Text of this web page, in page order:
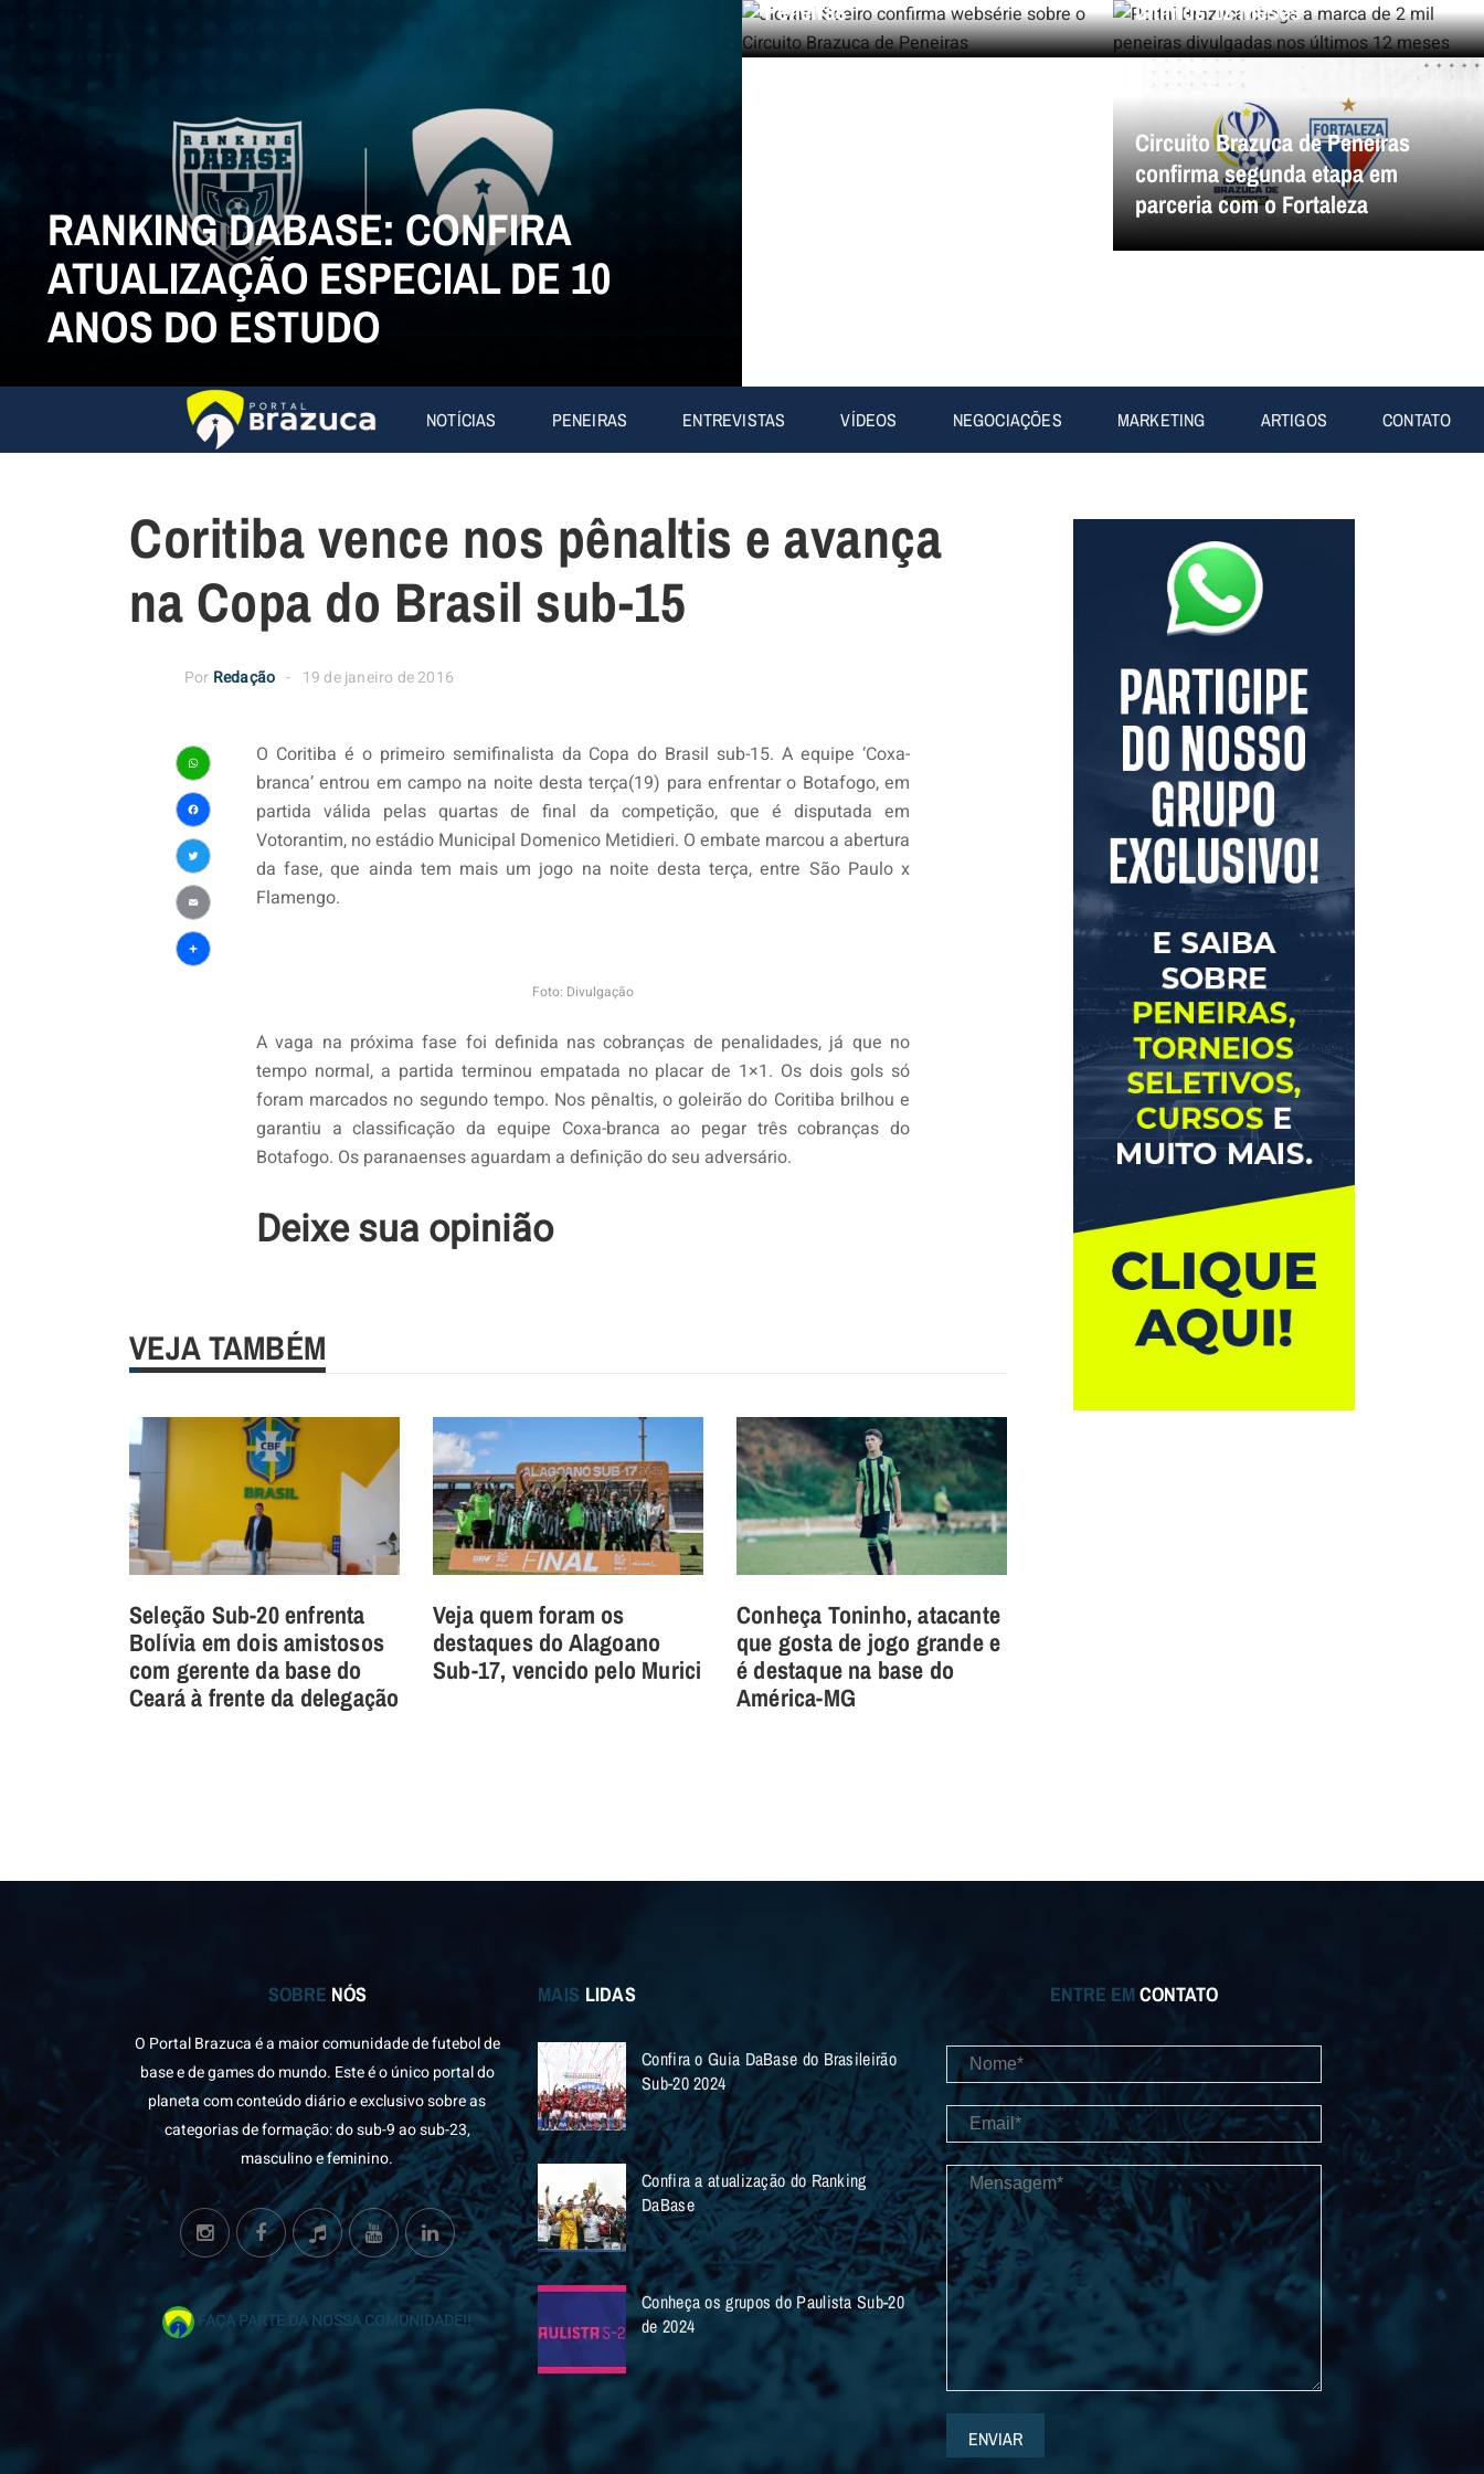
RANKING DABASE: CONFIRA
ATUALIZAÇÃO ESPECIAL DE 10
ANOS DO ESTUDO
Peneiras últimos 12 meses
Circuito Brazuca de Peneiras
confirma segunda etapa em
parceria com o Fortaleza
NOTÍCIAS PENEIRAS ENTREVISTAS VÍDEOS NEGOCIAÇÕES MARKETING ARTIGOS CONTATO
Coritiba vence nos pênaltis e avança
na Copa do Brasil sub-15
Por Redação 19 de janeiro de 2016
WhatsApp
Facebook
Twitter
Email
Share
O Coritiba é o primeiro semifinalista da Copa do Brasil sub-15. A equipe ‘Coxa-
branca’ entrou em campo na noite desta terça(19) para enfrentar o Botafogo, em
partida válida pelas quartas de final da competição, que é disputada em
Votorantim, no estádio Municipal Domenico Metidieri. O embate marcou a abertura
da fase, que ainda tem mais um jogo na noite desta terça, entre São Paulo x
Flamengo.
Foto: Divulgação
A vaga na próxima fase foi definida nas cobranças de penalidades, já que no
tempo normal, a partida terminou empatada no placar de 1×1. Os dois gols só
foram marcados no segundo tempo. Nos pênaltis, o goleirão do Coritiba brilhou e
garantiu a classificação da equipe Coxa-branca ao pegar três cobranças do
Botafogo. Os paranaenses aguardam a definição do seu adversário.
Deixe sua opinião
VEJA TAMBÉM
Seleção Sub-20 enfrenta
Bolívia em dois amistosos
com gerente da base do
Ceará à frente da delegação
Veja quem foram os
destaques do Alagoano
Sub-17, vencido pelo Murici
Conheça Toninho, atacante
que gosta de jogo grande e
é destaque na base do
América-MG
SOBRE NÓS
O Portal Brazuca é a maior comunidade de futebol de
base e de games do mundo. Este é o único portal do
planeta com conteúdo diário e exclusivo sobre as
categorias de formação: do sub-9 ao sub-23,
masculino e feminino.
FAÇA PARTE DA NOSSA COMUNIDADE!!
MAIS LIDAS
Confira o Guia DaBase do Brasileirão
Sub-20 2024
Confira a atualização do Ranking
DaBase
Conheça os grupos do Paulista Sub-20
de 2024
ENTRE EMCONTATO
ENVIAR